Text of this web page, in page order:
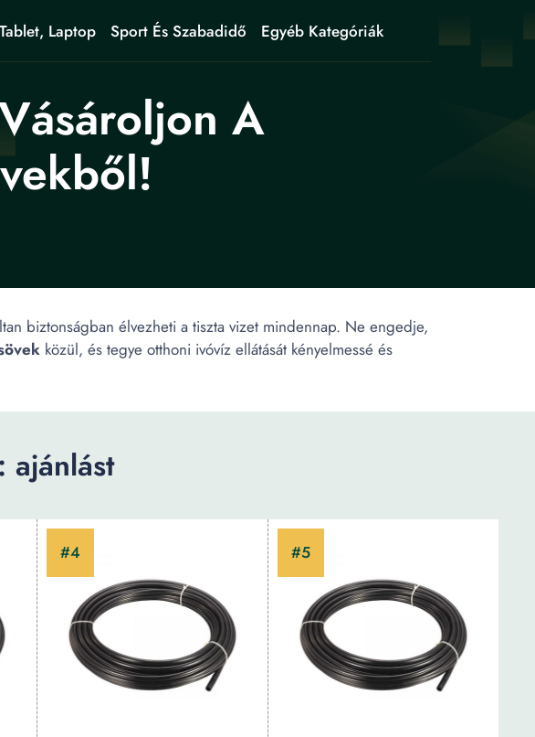
Laptop Sport És Szabadidő Egyéb Kategóriák
A
biztonságban élvezheti a tiszta vizet mindennap. Ne engedje,
közül, és tegye otthoni ivóvíz ellátását kényelmessé és
ajánlást